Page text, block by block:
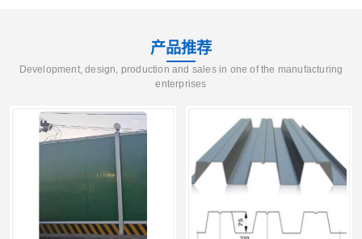
产品推荐
Development, design, production and sales in one of the manufacturing
enterprises